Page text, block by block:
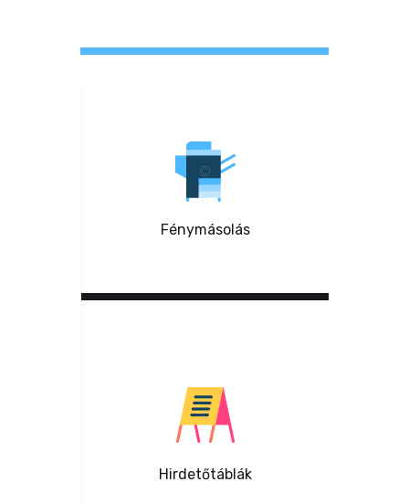
Fénymásolás
Hirdetőtáblák